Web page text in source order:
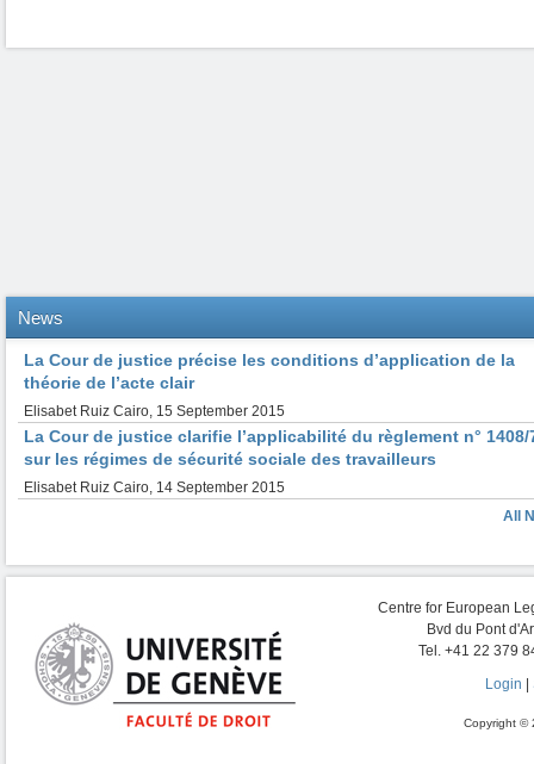
News
La Cour de justice précise les conditions d’application de la
théorie de l’acte clair
Elisabet Ruiz Cairo, 15 September 2015
La Cour de justice clarifie l’applicabilité du règlement n° 1408/
sur les régimes de sécurité sociale des travailleurs
Elisabet Ruiz Cairo, 14 September 2015
All
Centre for European
Bvd du Pont
Tel. +41 22 379
Login
Copyright ©